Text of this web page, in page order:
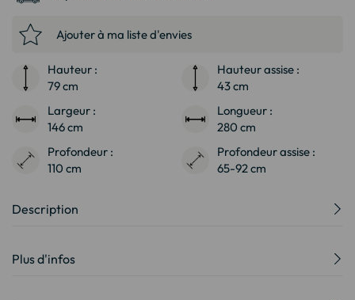
Ajouter à ma liste d'envies
Hauteur :
79 cm
Hauteur assise :
43 cm
Largeur :
146 cm
Longueur :
280 cm
Profondeur :
110 cm
Profondeur assise :
65-92 cm
Description
Plus d'infos